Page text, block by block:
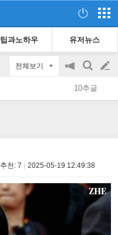
팁과노하우 유저뉴스
전체보기
공
지
on/off
검
색
글
쓰
10추글
추천: 7 2025-05-19 12:49:38